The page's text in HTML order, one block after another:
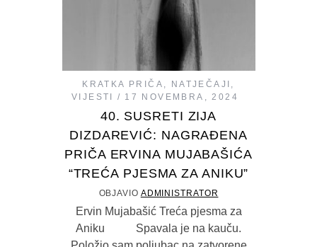
KRATKA PRIČA , NATJEČAJI ,
VIJESTI
17 NOVEMBRA, 2024
40. SUSRETI ZIJA
DIZDAREVIĆ: NAGRAĐENA
PRIČA ERVINA MUJABAŠIĆA
“TREĆA PJESMA ZA ANIKU”
OBJAVIO ADMINISTRATOR
Ervin Mujabašić Treća pjesma za
Aniku Spavala je na kauču.